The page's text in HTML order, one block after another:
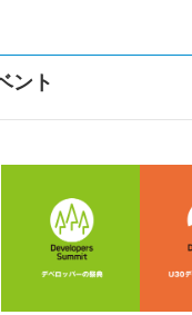
ント